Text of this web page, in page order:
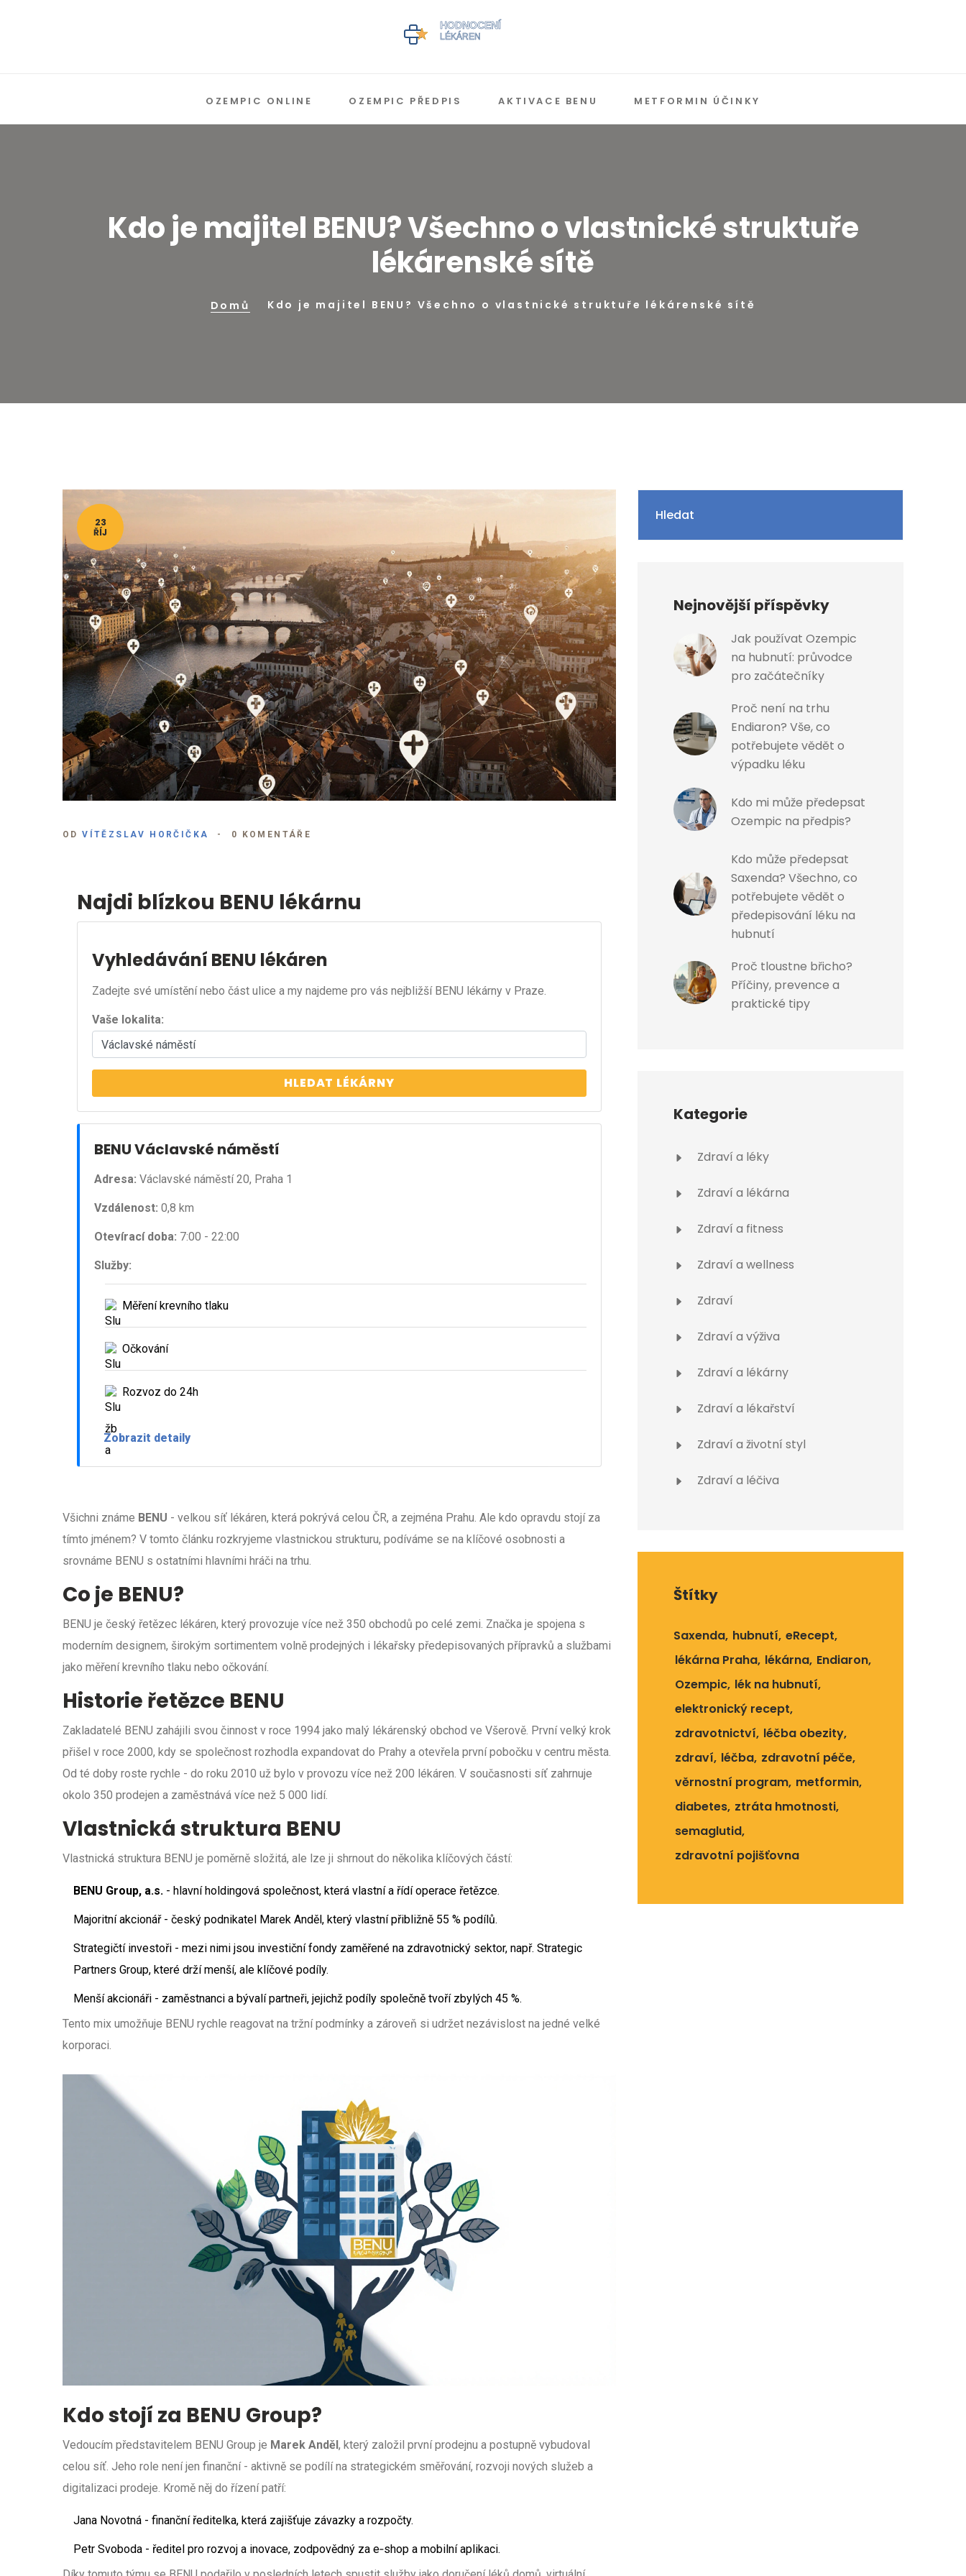
OZEMPIC ONLINE OZEMPIC PŘEDPIS AKTIVACE BENU METFORMIN ÚČINKY
Kdo je majitel BENU? Všechno o vlastnické struktuře
lékárenské sítě
Domů Kdo je majitel BENU? Všechno o vlastnické struktuře lékárenské sítě
23
ŘÍJ
ODVÍTĚZSLAV HORČIČKA 0 KOMENTÁŘE
Najdi blízkou BENU lékárnu
Vyhledávání BENU lékáren
Zadejte své umístění nebo část ulice a my najdeme pro vás nejbližší BENU lékárny v Praze.
Vaše lokalita:
HLEDAT LÉKÁRNY
BENU Václavské náměstí
Adresa: Václavské náměstí 20, Praha 1
Vzdálenost: 0,8 km
Otevírací doba: 7:00 - 22:00
Služby:
Měření krevního tlaku
Očkování
Rozvoz do 24h
Zobrazit detaily
Všichni známe BENU - velkou síť lékáren, která pokrývá celou ČR, a zejména Prahu. Ale kdo opravdu stojí za
tímto jménem? V tomto článku rozkryjeme vlastnickou strukturu, podíváme se na klíčové osobnosti a
srovnáme BENU s ostatními hlavními hráči na trhu.
Co je BENU?
BENU je český řetězec lékáren, který provozuje více než 350 obchodů po celé zemi. Značka je spojena s
moderním designem, širokým sortimentem volně prodejných i lékařsky předepisovaných přípravků a službami
jako měření krevního tlaku nebo očkování.
Historie řetězce BENU
Zakladatelé BENU zahájili svou činnost v roce 1994 jako malý lékárenský obchod ve Všerově. První velký krok
přišel v roce 2000, kdy se společnost rozhodla expandovat do Prahy a otevřela první pobočku v centru města.
Od té doby roste rychle - do roku 2010 už bylo v provozu více než 200 lékáren. V současnosti síť zahrnuje
okolo 350 prodejen a zaměstnává více než 5 000 lidí.
Vlastnická struktura BENU
Vlastnická struktura BENU je poměrně složitá, ale lze ji shrnout do několika klíčových částí:
BENU Group, a.s. - hlavní holdingová společnost, která vlastní a řídí operace řetězce.
Majoritní akcionář - český podnikatel Marek Anděl, který vlastní přibližně 55 % podílů.
Strategičtí investoři - mezi nimi jsou investiční fondy zaměřené na zdravotnický sektor, např. Strategic
Partners Group, které drží menší, ale klíčové podíly.
Menší akcionáři - zaměstnanci a bývalí partneři, jejichž podíly společně tvoří zbylých 45 %.
Tento mix umožňuje BENU rychle reagovat na tržní podmínky a zároveň si udržet nezávislost na jedné velké
korporaci.
Kdo stojí za BENU Group?
Vedoucím představitelem BENU Group je Marek Anděl , který založil první prodejnu a postupně vybudoval
celou síť. Jeho role není jen finanční - aktivně se podílí na strategickém směřování, rozvoji nových služeb a
digitalizaci prodeje. Kromě něj do řízení patří:
Jana Novotná - finanční ředitelka, která zajišťuje závazky a rozpočty.
Petr Svoboda - ředitel pro rozvoj a inovace, zodpovědný za e‑shop a mobilní aplikaci.
Hledat
Nejnovější příspěvky
Jak používat Ozempic
na hubnutí: průvodce
pro začátečníky
Proč není na trhu
Endiaron? Vše, co
potřebujete vědět o
výpadku léku
Kdo mi může předepsat
Ozempic na předpis?
Kdo může předepsat
Saxenda? Všechno, co
potřebujete vědět o
předepisování léku na
hubnutí
Proč tloustne břicho?
Příčiny, prevence a
praktické tipy
Kategorie
Zdraví a léky
Zdraví a lékárna
Zdraví a fitness
Zdraví a wellness
Zdraví
Zdraví a výživa
Zdraví a lékárny
Zdraví a lékařství
Zdraví a životní styl
Zdraví a léčiva
Štítky
Saxenda hubnutí eRecept
lékárna Praha lékárna Endiaron
Ozempic lék na hubnutí
elektronický recept
zdravotnictví léčba obezity
zdraví léčba zdravotní péče
věrnostní program metformin
diabetes ztráta hmotnosti
semaglutid
zdravotní pojišťovna